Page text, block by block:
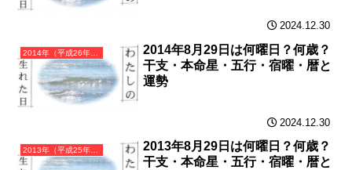
2024.12.30
2014年（平成26年）甲午（きのえうま）・午年（うま年）カレンダー（月曜はじまり）
2014年8月29日は何曜日？何歳？
干支・本命星・五行・宿曜・暦と
運勢
2024.12.30
2013年（平成25年）癸巳（みずのとみ）・巳年（へび年）カレンダー（月曜はじまり）
2013年8月29日は何曜日？何歳？
干支・本命星・五行・宿曜・暦と